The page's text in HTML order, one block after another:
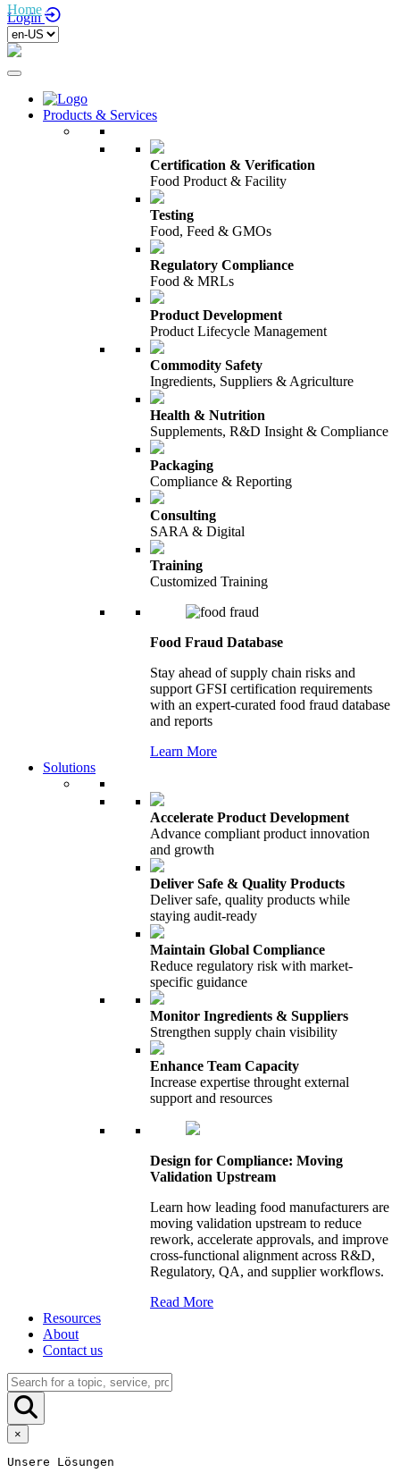
Login
Products & Services
Certification & Verification
Food Product & Facility
Testing
Food, Feed & GMOs
Regulatory Compliance
Food & MRLs
Product Development
Product Lifecycle Management
Commodity Safety
Ingredients, Suppliers & Agriculture
Health & Nutrition
Supplements, R&D Insight & Compliance
Packaging
Compliance & Reporting
Consulting
SARA & Digital
Training
Customized Training
Food Fraud Database
Stay ahead of supply chain risks and
support GFSI certification requirements
with an expert-curated food fraud database
and reports
Learn More
Solutions
Accelerate Product Development
Advance compliant product innovation
and growth
Deliver Safe & Quality Products
Deliver safe, quality products while
staying audit-ready
Maintain Global Compliance
Reduce regulatory risk with market-
specific guidance
Monitor Ingredients & Suppliers
Strengthen supply chain visibility
Enhance Team Capacity
Increase expertise throught external
support and resources
Design for Compliance: Moving
Validation Upstream
Learn how leading food manufacturers are
moving validation upstream to reduce
rework, accelerate approvals, and improve
cross-functional alignment across R&D,
Regulatory, QA, and supplier workflows.
Read More
Resources
About
Contact us
×
Home /
Unsere Lösungen